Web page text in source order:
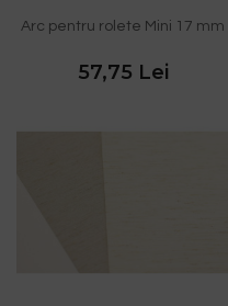
Arc pentru rolete Mini 17 mm
57,75 Lei